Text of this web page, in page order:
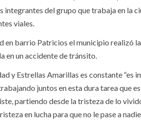
del grupo que trabaja en la
viales.
en barrio Patricios el municipio realizó
en un accidente de tránsito.
y Estrellas Amarillas es constante “es
juntos en esta dura tarea que
partiendo desde la tristeza de lo
en lucha para que no le pase a